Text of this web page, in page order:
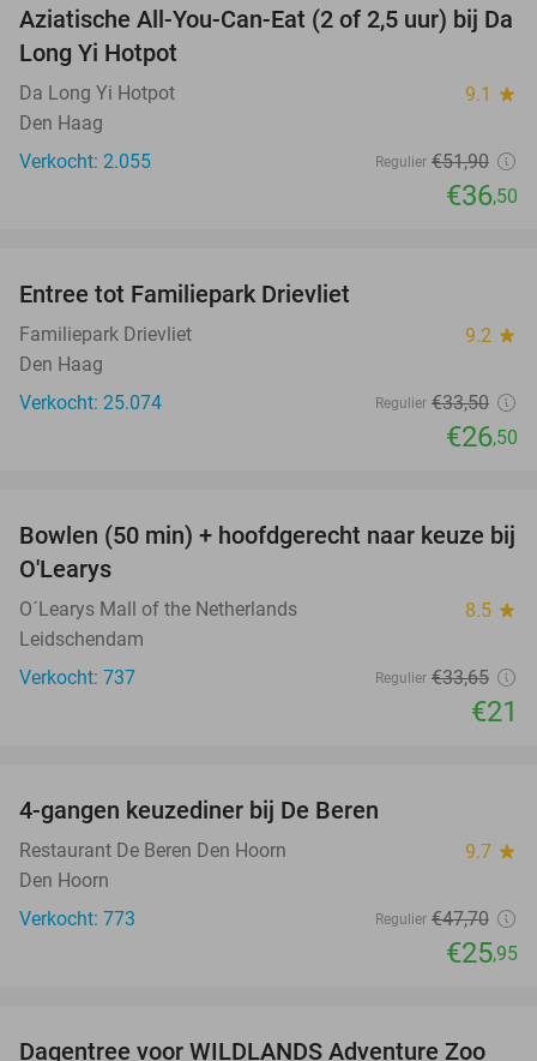
30%
Aziatische All-You-Can-Eat (2 of 2,5 uur) bij Da
Long Yi Hotpot
Da Long Yi Hotpot 9.1 star
Den Haag
Verkocht: 2.055
Regulier €51,90
€36,50
Entree tot Familiepark Drievliet
Familiepark Drievliet 9.2 star
Den Haag
Verkocht: 25.074
Regulier €33,50
€26,50
38%
Bowlen (50 min) + hoofdgerecht naar keuze bij
O'Learys
O´Learys Mall of the Netherlands 8.5 star
Leidschendam
Verkocht: 737
Regulier €33,65
€21
4-gangen keuzediner bij De Beren
Restaurant De Beren Den Hoorn 9.7 star
Den Hoorn
Verkocht: 773
Regulier €47,70
€25,95
Dagentree voor WILDLANDS Adventure Zoo